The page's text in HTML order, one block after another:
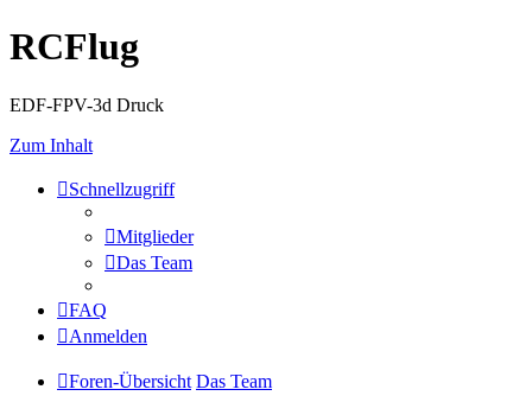
RCFlug
EDF-FPV-3d Druck
Zum Inhalt
Schnellzugriff
Mitglieder
Das Team
FAQ
Anmelden
Foren-Übersicht Das Team